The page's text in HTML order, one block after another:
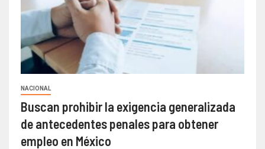
NACIONAL
Buscan prohibir la exigencia generalizada
de antecedentes penales para obtener
empleo en México